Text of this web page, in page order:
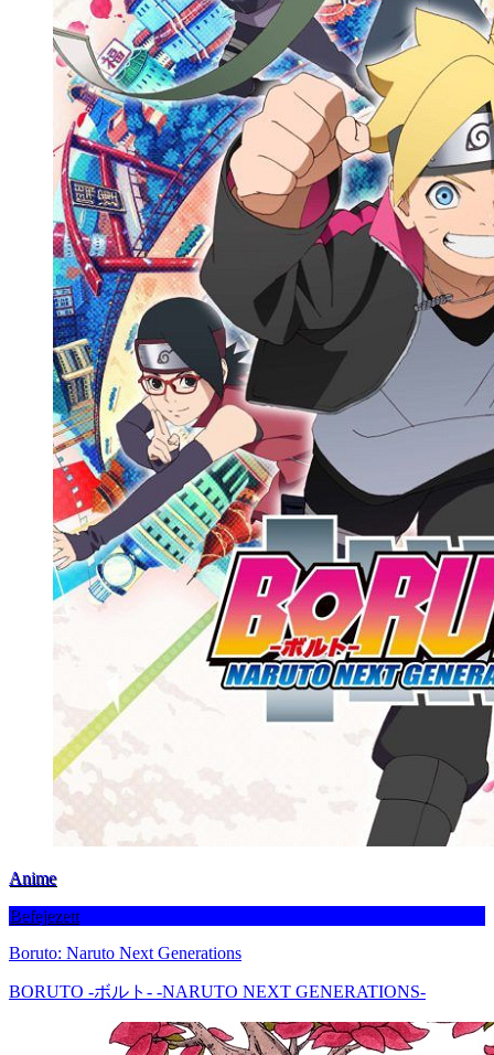
Anime
Befejezett
Boruto: Naruto Next Generations
BORUTO -ボルト- -NARUTO NEXT GENERATIONS-